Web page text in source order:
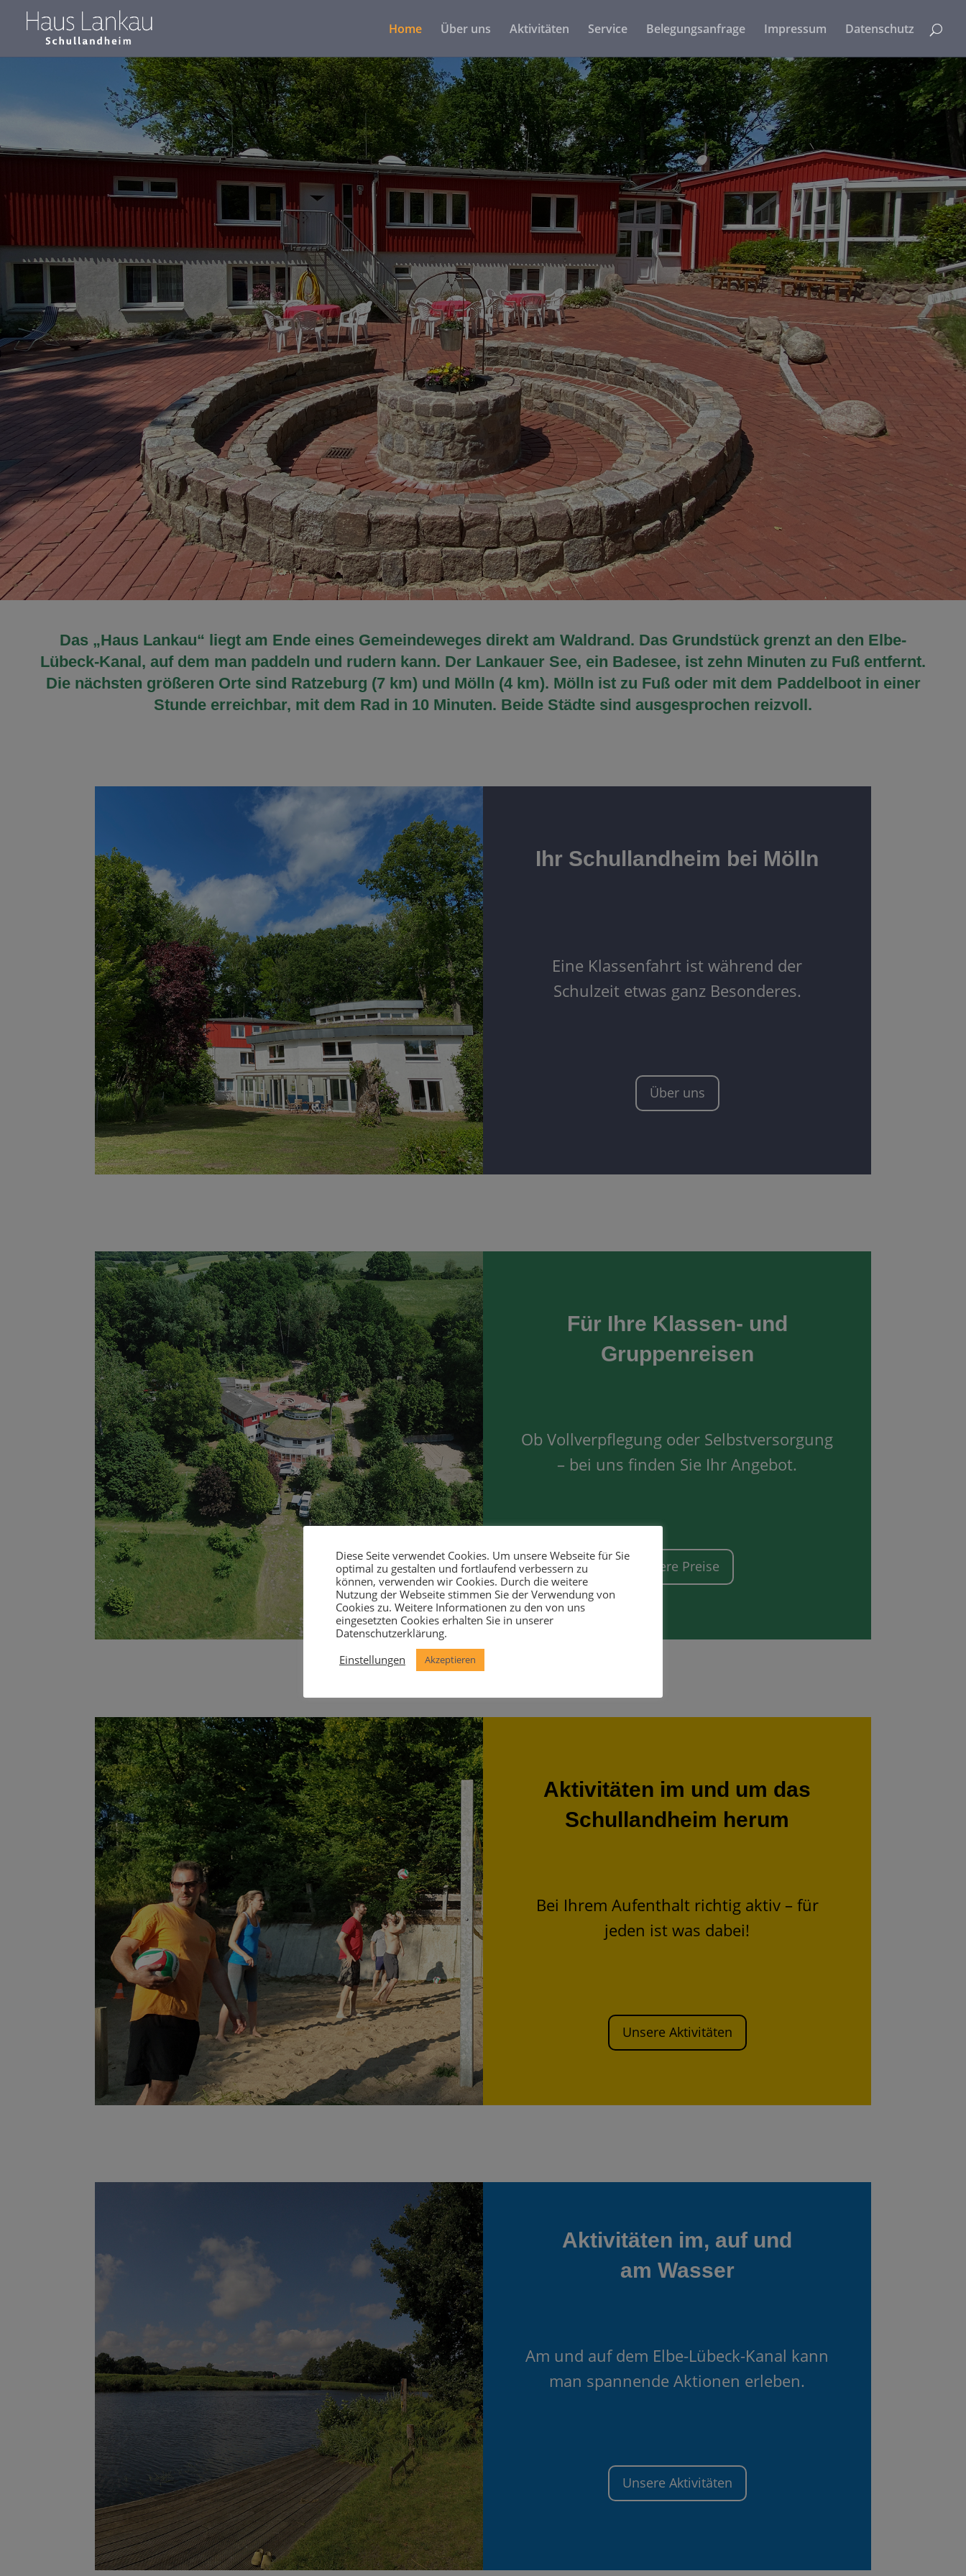
Home Über uns Aktivitäten Service Belegungsanfrage Impressum Datenschutz
Das „Haus Lankau“ liegt am Ende eines Gemeindeweges direkt am Waldrand. Das Grundstück grenzt an den Elbe-
Lübeck-Kanal, auf dem man paddeln und rudern kann. Der Lankauer See, ein Badesee, ist zehn Minuten zu Fuß entfernt.
Die nächsten größeren Orte sind Ratzeburg (7 km) und Mölln (4 km). Mölln ist zu Fuß oder mit dem Paddelboot in einer
Stunde erreichbar, mit dem Rad in 10 Minuten. Beide Städte sind ausgesprochen reizvoll.
Ihr Schullandheim bei Mölln
Eine Klassenfahrt ist während der
Schulzeit etwas ganz Besonderes.
Über uns
Für Ihre Klassen- und
Gruppenreisen
Ob Vollverpflegung oder Selbstversorgung
– bei uns finden Sie Ihr Angebot.
Unsere Preise
Aktivitäten im und um das
Schullandheim herum
Bei Ihrem Aufenthalt richtig aktiv – für
jeden ist was dabei!
Unsere Aktivitäten
Aktivitäten im, auf und
am Wasser
Am und auf dem Elbe-Lübeck-Kanal kann
man spannende Aktionen erleben.
Unsere Aktivitäten
Diese Seite verwendet Cookies. Um unsere Webseite für Sie
optimal zu gestalten und fortlaufend verbessern zu
können, verwenden wir Cookies. Durch die weitere
Nutzung der Webseite stimmen Sie der Verwendung von
Cookies zu. Weitere Informationen zu den von uns
eingesetzten Cookies erhalten Sie in unserer
Datenschutzerklärung.
Einstellungen
Akzeptieren